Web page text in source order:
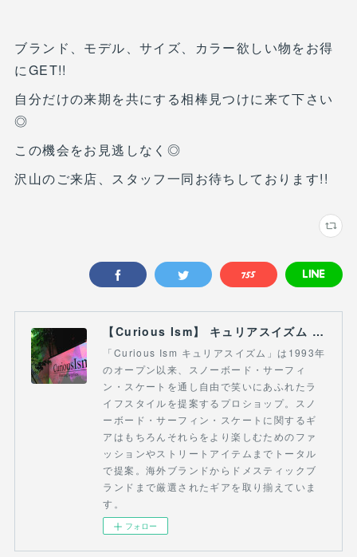
ブランド、モデル、サイズ、カラー欲しい物をお得
にGET!!
自分だけの来期を共にする相棒見つけに来て下さい
◎
この機会をお見逃しなく◎
沢山のご来店、スタッフ一同お待ちしております!!
【Curious Ism】 キュリアスイズム l スノーボードショップ サーフショップ 福島県 会津若松市 郡山市 通販
「Curious Ism キュリアスイズム」は1993年
のオープン以来、スノーボード・サーフィ
ン・スケートを通し自由で笑いにあふれたラ
イフスタイルを提案するプロショップ。スノ
ーボード・サーフィン・スケートに関するギ
アはもちろんそれらをより楽しむためのファ
ッションやストリートアイテムまでトータル
で提案。海外ブランドからドメスティックブ
ランドまで厳選されたギアを取り揃えていま
す。
フォロー